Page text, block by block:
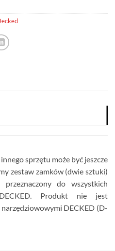
sprzętu może być jeszcze
zestaw zamków (dwie sztuki)
do wszystkich
Produkt nie jest
DECKED (D-